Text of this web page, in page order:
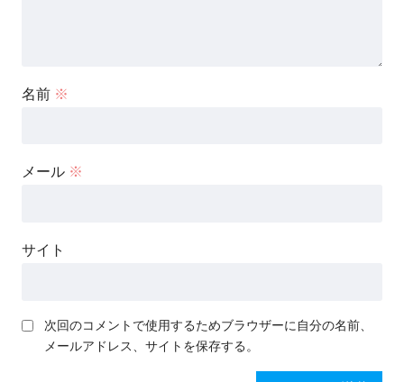
名前 ※
メール ※
サイト
次回のコメントで使用するためブラウザーに自分の名前、
メールアドレス、サイトを保存する。